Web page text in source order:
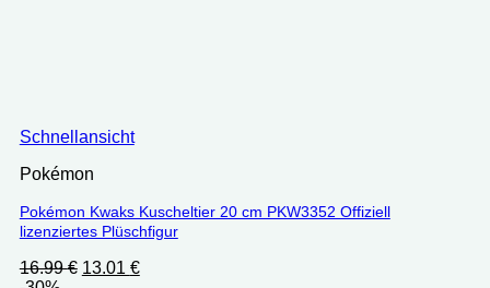
Schnellansicht
Pokémon
Pokémon Kwaks Kuscheltier 20 cm PKW3352 Offiziell
lizenziertes Plüschfigur
16.99€ Ursprünglicher
13.01 €Aktueller